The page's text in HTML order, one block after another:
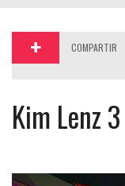
COMPARTIR
Kim Lenz 3